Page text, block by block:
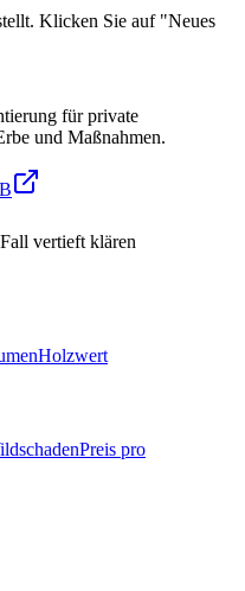
Klicken Sie auf "Neues
für private
und Maßnahmen.
vertieft klären
Holzwert
Preis pro